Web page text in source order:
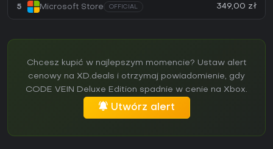
5 Microsoft Store OFFICIAL 349,00 zł
Chcesz kupić w najlepszym momencie? Ustaw alert
cenowy na XD.deals i otrzymaj powiadomienie, gdy
CODE VEIN Deluxe Edition spadnie w cenie na Xbox.
Utwórz alert